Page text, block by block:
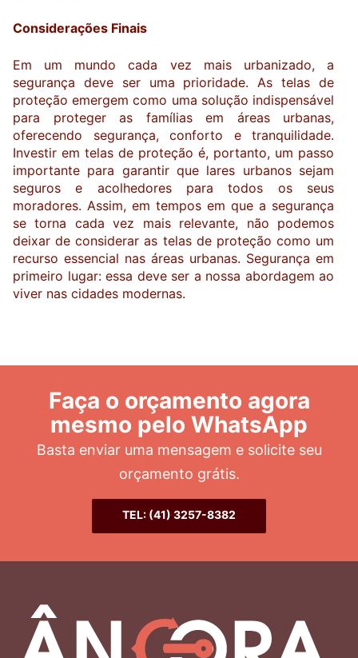
Considerações Finais
Em um mundo cada vez mais urbanizado, a
segurança deve ser uma prioridade. As telas de
proteção emergem como uma solução indispensável
para proteger as famílias em áreas urbanas,
oferecendo segurança, conforto e tranquilidade.
Investir em telas de proteção é, portanto, um passo
importante para garantir que lares urbanos sejam
seguros e acolhedores para todos os seus
moradores. Assim, em tempos em que a segurança
se torna cada vez mais relevante, não podemos
deixar de considerar as telas de proteção como um
recurso essencial nas áreas urbanas. Segurança em
primeiro lugar: essa deve ser a nossa abordagem ao
viver nas cidades modernas.
Faça o orçamento agora
mesmo pelo WhatsApp
Basta enviar uma mensagem e solicite seu
orçamento grátis.
TEL: (41) 3257-8382